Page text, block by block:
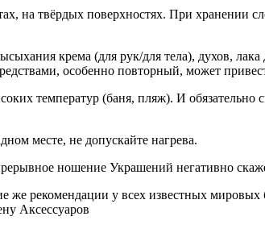
на твёрдых поверхностях. При хранении
крема (для рук/для тела), духов,
особенно повторный, может
температур (баня, пляж). И
месте, не допускайте нагрева.
ношение Украшений негативно
рекомендации у всех известных
Аксессуаров